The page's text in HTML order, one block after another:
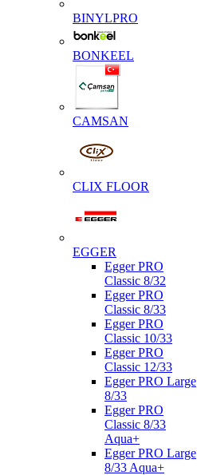
BINYLPRO
BONKEEL
CAMSAN
CLIX FLOOR
EGGER
Egger PRO
Classic 8/32
Egger PRO
Classic 8/33
Egger PRO
Classic 10/33
Egger PRO
Classic 12/33
Egger PRO Large
8/33
Egger PRO
Classic 8/33
Aqua+
Egger PRO Large
8/33 Aqua+